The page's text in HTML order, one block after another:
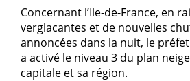
Concernant l’Ile-de-France, en
verglacantes et de nouvelles
annoncées dans la nuit, le
a activé le niveau 3 du plan
capitale et sa région.